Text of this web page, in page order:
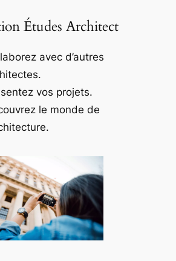
Études Architect
avec d’autres
vos projets.
le monde de